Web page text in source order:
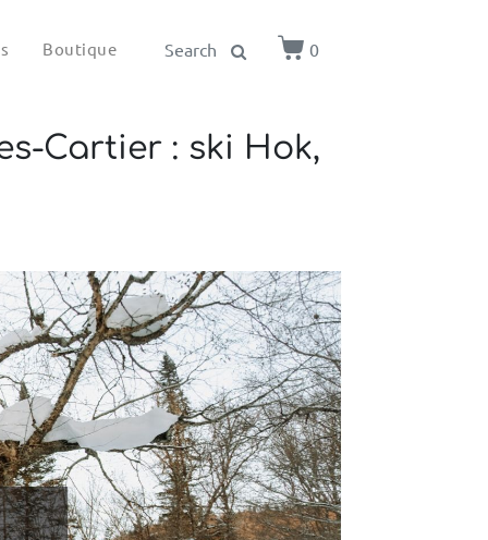
Boutique 0
Cartier : ski Hok,